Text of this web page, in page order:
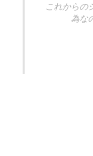
これからの
為な